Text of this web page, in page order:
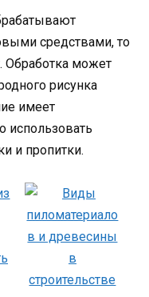
средствами, то
Обработка может
рисунка
имеет
и пропитки.